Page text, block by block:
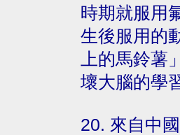
時期就服用
生後服用的
上的馬鈴
壞大腦的學
20. 來自中